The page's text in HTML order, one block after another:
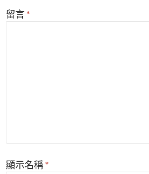
留言 *
顯示名稱 *